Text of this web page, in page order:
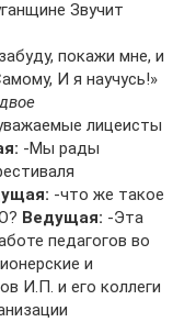
Звучит
покажи мне, и
И я научусь!»
лицеисты
-Мы рады
-что же такое
Ведущая: -Эта
педагогов во
и
И.П. и его коллеги